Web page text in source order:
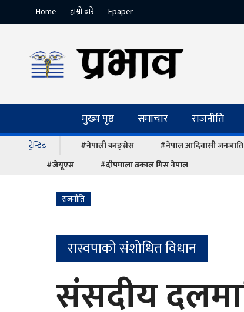
Home हाम्रो बारे Epaper
मुख्य पृष्ठ समाचार राजनीति
ट्रेन्डिङ #नेपाली काङ्ग्रेस #नेपाल आदिवासी
#जेयूएस
#दीपमाला ढकाल मिस नेपाल
राजनीति
रास्वपाको संशोधित विधान
संसदीय